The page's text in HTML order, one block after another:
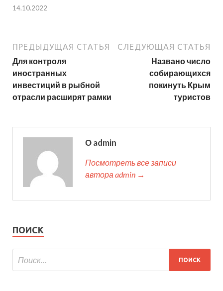
14.10.2022
ПРЕДЫДУЩАЯ СТАТЬЯ
Для контроля
иностранных
инвестиций в рыбной
отрасли расширят рамки
СЛЕДУЮЩАЯ СТАТЬЯ
Названо число
собирающихся
покинуть Крым
туристов
О admin
Посмотреть все записи
автора admin →
ПОИСК